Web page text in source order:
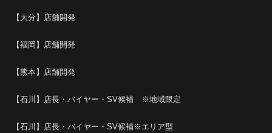
【大分】店舗開発
【福岡】店舗開発
【熊本】店舗開発
【石川】店長・バイヤー・SV候補 ※地域限定
【石川】店長・バイヤー・SV候補※エリア型